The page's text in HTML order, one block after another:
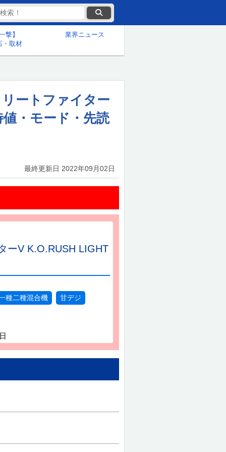
撃】
・取材
業界ニュース
ートファイター
・モード・先読
最終更新日 2022年09月02日
ーV K.O.RUSH LIGHT
種二種混合機 甘デジ